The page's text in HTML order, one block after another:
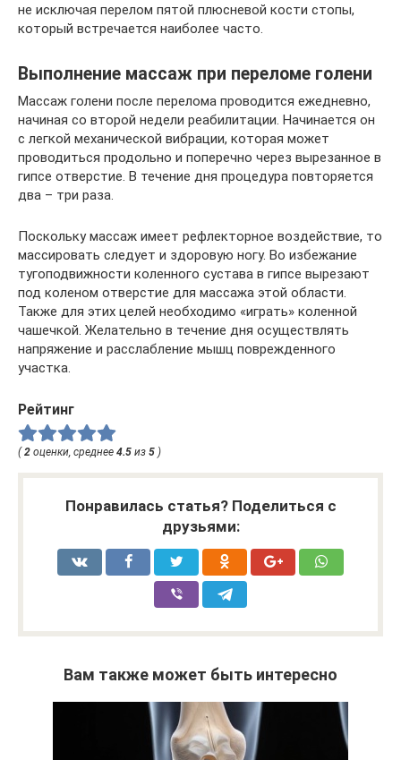
не исключая перелом пятой плюсневой кости стопы,
который встречается наиболее часто.
Выполнение массаж при переломе голени
Массаж голени после перелома проводится ежедневно,
начиная со второй недели реабилитации. Начинается он
с легкой механической вибрации, которая может
проводиться продольно и поперечно через вырезанное в
гипсе отверстие. В течение дня процедура повторяется
два – три раза.
Поскольку массаж имеет рефлекторное воздействие, то
массировать следует и здоровую ногу. Во избежание
тугоподвижности коленного сустава в гипсе вырезают
под коленом отверстие для массажа этой области.
Также для этих целей необходимо «играть» коленной
чашечкой. Желательно в течение дня осуществлять
напряжение и расслабление мышц поврежденного
участка.
Рейтинг
(2 оценки, среднее 4.5 из 5 )
Понравилась статья? Поделиться с
друзьями:
Вам также может быть интересно